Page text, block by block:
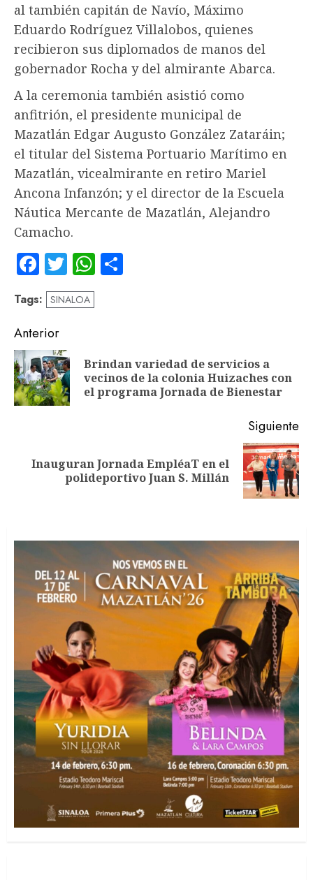
al también capitán de Navío, Máximo
Eduardo Rodríguez Villalobos, quienes
recibieron sus diplomados de manos del
gobernador Rocha y del almirante Abarca.
A la ceremonia también asistió como
anfitrión, el presidente municipal de
Mazatlán Edgar Augusto González Zataráin;
el titular del Sistema Portuario Marítimo en
Mazatlán, vicealmirante en retiro Mariel
Ancona Infanzón; y el director de la Escuela
Náutica Mercante de Mazatlán, Alejandro
Camacho.
Facebook
TwitterWhatsApp
Tags: SINALOA
Navegación
de
entradas
Anterior
Brindan variedad de servicios a
vecinos de la colonia Huizaches con
el programa Jornada de Bienestar
Siguiente
Siguiente
Inauguran Jornada EmpléaT en el
polideportivo Juan S. Millán